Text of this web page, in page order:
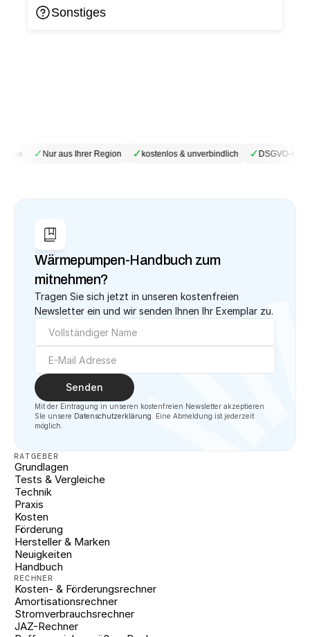
Sonstiges
✓Nur aus Ihrer Region ✓kostenlos & unverbindlich ✓DSGVO-
Wärmepumpen-Handbuch zum
mitnehmen?
Tragen Sie sich jetzt in unseren kostenfreien
Newsletter ein und wir senden Ihnen Ihr Exemplar zu.
Senden
Mit der Eintragung in unseren kostenfreien Newsletter akzeptieren
SIe unsere Datenschutzerklärung . Eine Abmeldung ist jederzeit
möglich.
RATGEBER
Grundlagen
Tests & Vergleiche
Technik
Praxis
Kosten
Förderung
Hersteller & Marken
Neuigkeiten
Handbuch
RECHNER
Kosten- & Förderungsrechner
Amortisationsrechner
Stromverbrauchsrechner
JAZ-Rechner